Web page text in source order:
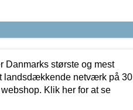
Danmarks største og mest
landsdækkende netværk på 30
Klik her for at se